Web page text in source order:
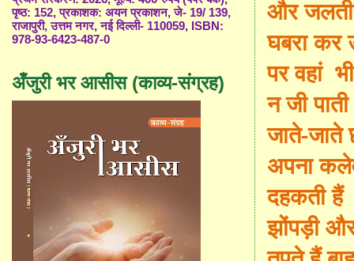
और
घबरा कर
पर वहां
न जी
जाते-जाते
अपना
दहकती
झोंपड़ी
पृष्ठ: 152, प्रकाशक: अयन प्रकाशन, जे- 19/ 139,
राजापुरी, उत्तम नगर, नई दिल्ली- 110059, ISBN:
978-93-6423-487-0
अँजुरी भर आसीस (काव्य-संग्रह)